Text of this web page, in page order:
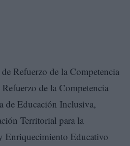
Refuerzo de la Competencia
de la Competencia
de Educación Inclusiva,
Territorial para la
Enriquecimiento Educativo